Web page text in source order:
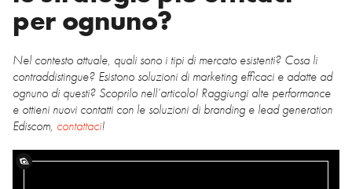
per ognuno?
Nel contesto attuale, quali sono i tipi di mercato esistenti? Cosa li
contraddistingue? Esistono soluzioni di marketing efficaci e adatte ad
ognuno di questi? Scoprilo nell’articolo! Raggiungi alte performance
e ottieni nuovi contatti con le soluzioni di branding e lead generation
Ediscom, contattaci!